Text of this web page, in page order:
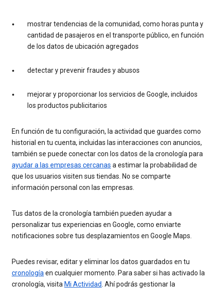
mostrar tendencias de la comunidad, como horas punta y
cantidad de pasajeros en el transporte público, en función
de los datos de ubicación agregados
detectar y prevenir fraudes y abusos
mejorar y proporcionar los servicios de Google, incluidos
los productos publicitarios
En función de tu configuración, la actividad que guardes como
historial en tu cuenta, incluidas las interacciones con anuncios,
también se puede conectar con los datos de la cronología para
ayudar a las empresas cercanas a estimar la probabilidad de
que los usuarios visiten sus tiendas. No se comparte
información personal con las empresas.
Tus datos de la cronología también pueden ayudar a
personalizar tus experiencias en Google, como enviarte
notificaciones sobre tus desplazamientos en Google Maps.
Puedes revisar, editar y eliminar los datos guardados en tu
cronologíaen cualquier momento. Para saber si has activado la
cronología, visita Mi Actividad. Ahí podrás gestionar la